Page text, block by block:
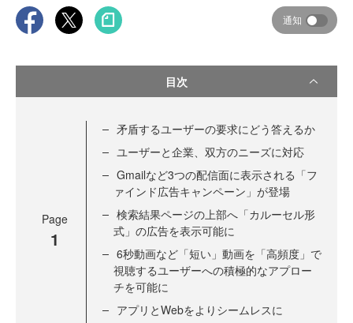
通知
目次
Page
1
矛盾するユーザーの要求にどう答えるか
ユーザーと企業、双方のニーズに対応
Gmailなど3つの配信面に表示される「フ
ァインド広告キャンペーン」が登場
検索結果ページの上部へ「カルーセル形
式」の広告を表示可能に
6秒動画など「短い」動画を「高頻度」で
視聴するユーザーへの積極的なアプロー
チを可能に
アプリとWebをよりシームレスに